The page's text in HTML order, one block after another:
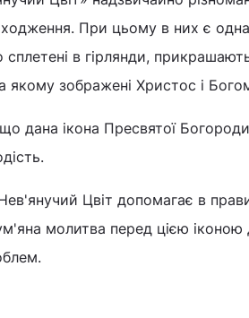
При цьому в них є
сплетені в гірлянди,
якому зображені Христос і
дана ікона Пресвятої
Цвіт допомагає в
молитва перед цією іконою